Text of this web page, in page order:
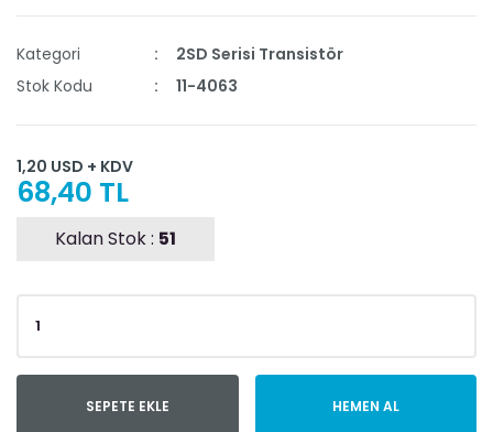
Kategori
2SD Serisi Transistör
Stok Kodu
11-4063
1,20 USD + KDV
68,40 TL
Kalan Stok : 51
SEPETE EKLE HEMEN AL